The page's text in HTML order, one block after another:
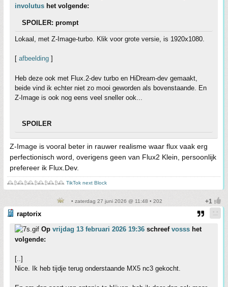
involutus het volgende:
SPOILER: prompt
Lokaal, met Z-Image-turbo. Klik voor grote versie, is 1920x1080.
[ afbeelding ]
Heb deze ook met Flux.2-dev turbo en HiDream-dev gemaakt,
beide vind ik echter niet zo mooi geworden als bovenstaande. En
Z-Image is ook nog eens veel sneller ook...
SPOILER
Z-Image is vooral beter in rauwer realisme waar flux vaak erg
perfectionisch word, overigens geen van Flux2 Klein, persoonlijk
prefereer ik Flux.Dev.
🕰️₿🕰️₿🕰️₿🕰️₿🕰️₿🕰️ TikTok next Block
• zaterdag 27 juni 2026 @ 11:48 • 202
raptorix
Op vrijdag 13 februari 2026 19:36 schreef vosss het
volgende:
[..]
Nice. Ik heb tijdje terug onderstaande MX5 nc3 gekocht.